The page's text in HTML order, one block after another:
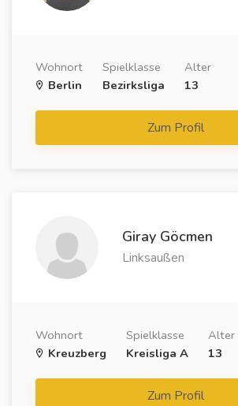
Wohnort
Berlin
Spielklasse
Bezirksliga
Alter
13
Zum Profil
Giray Göcmen
Linksaußen
Wohnort
Kreuzberg
Spielklasse
Kreisliga A
Alter
13
Zum Profil